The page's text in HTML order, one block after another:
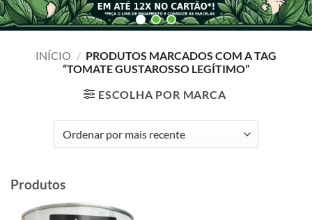
INÍCIO / PRODUTOS MARCADOS COM A TAG
“TOMATE GUSTAROSSO LEGÍTIMO”
ESCOLHA POR MARCA
Produtos